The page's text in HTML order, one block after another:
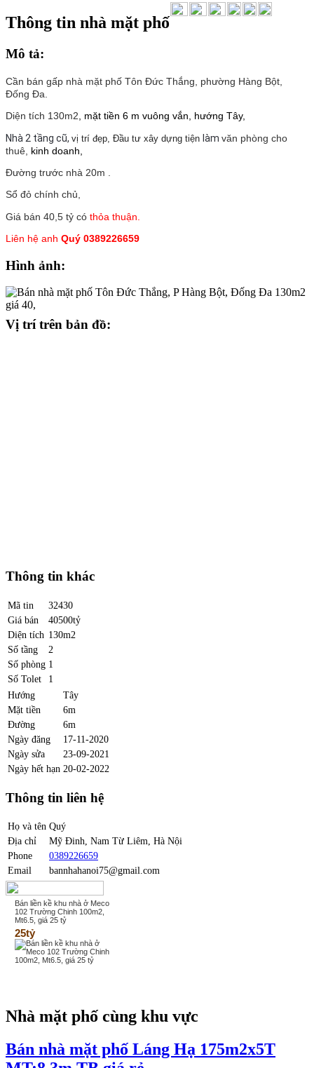
Thông tin nhà mặt phố
Mô tả:
Cần bán gấp nhà mặt phố Tôn Đức Thắng, phường Hàng Bột,
Đống Đa.
Diện tích 130m2, mặt tiền 6 m vuông vắn, hướng Tây,
Nhà 2 tầng cũ, vị trí đẹp, Đầu tư xây dựng tiện làm văn phòng cho
thuê, kinh doanh,
Đường trước nhà 20m .
Sổ đỏ chính chủ,
Giá bán 40,5 tỷ có thỏa thuận.
Liên hệ anh Quý 0389226659
Hình ảnh:
Vị trí trên bản đồ:
Thông tin khác
Mã tin
32430
Giá bán
40500tỷ
Diện tích 130m2
Số tầng
2
Số phòng 1
Số Tolet
1
Hướng
Tây
Mặt tiền
6m
Đường
6m
Ngày đăng
17-11-2020
Ngày sửa
23-09-2021
Ngày hết hạn 20-02-2022
Thông tin liên hệ
Họ và tên Quý
Địa chỉ
Mỹ Đinh, Nam Từ Liêm, Hà Nội
Phone
0389226659
Email
bannhahanoi75@gmail.com
Bán liền kề khu nhà ở Meco
102 Trường Chinh 100m2,
Mt6.5, giá 25 tỷ
25tỷ
Nhà mặt phố cùng khu vực
Bán nhà mặt phố Láng Hạ 175m2x5T